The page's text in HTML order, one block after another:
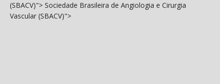
(SBACV)"> Sociedade Brasileira de Angiologia e Cirurgia
Vascular (SBACV)">